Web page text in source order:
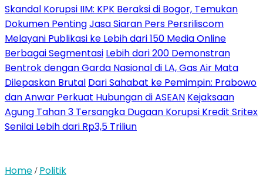
Skandal Korupsi IIM: KPK Beraksi di Bogor, Temukan
Dokumen PentingJasa Siaran Pers Persriliscom
Melayani Publikasi ke Lebih dari 150 Media Online
Berbagai Segmentasi Lebih dari 200 Demonstran
Bentrok dengan Garda Nasional di LA, Gas Air Mata
Dilepaskan Brutal Dari Sahabat ke Pemimpin: Prabowo
dan Anwar Perkuat Hubungan di ASEAN Kejaksaan
Agung Tahan 3 Tersangka Dugaan Korupsi Kredit Sritex
Senilai Lebih dari Rp3,5 Triliun
Home / Politik